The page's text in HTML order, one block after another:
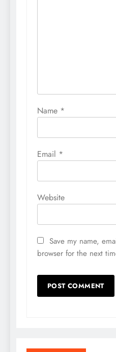
Name *
Email *
Website
Save my name,
browser for the next